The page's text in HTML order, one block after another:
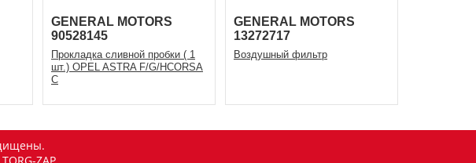
GENERAL MOTORS
90528145
Прокладка сливной пробки ( 1
шт.) OPEL ASTRA F/G/HCORSA
C
GENERAL MOTORS
13272717
Воздушный фильтр